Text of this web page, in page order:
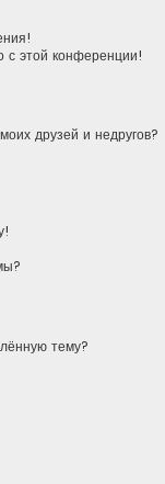
с этой конференции!
друзей и недругов?
тему?